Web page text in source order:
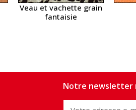
Veau et vachette grain
fantaisie
Notre newsletter